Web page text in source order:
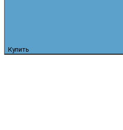
Купить